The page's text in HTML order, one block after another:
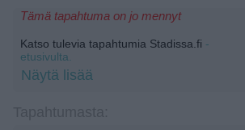
Tämä tapahtuma on jo mennyt
Katso tulevia tapahtumia Stadissa.fi -
etusivulta.
Näytä lisää